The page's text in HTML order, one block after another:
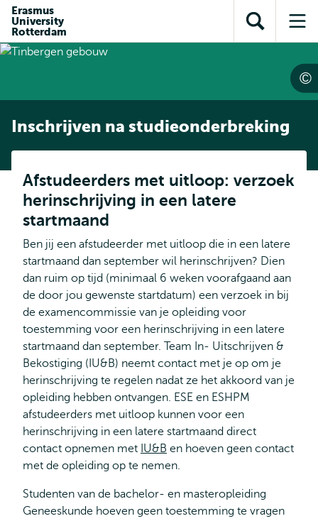
inhoud
Direct naar
subnavigatie
Erasmus
University
Rotterdam
Toon
zoekveld
Inschrijven na studieonderbreking
Afstudeerders met uitloop: verzoek
herinschrijving in een latere
startmaand
Ben jij een afstudeerder met uitloop die in een latere
startmaand dan september wil herinschrijven? Dien
dan ruim op tijd (minimaal 6 weken voorafgaand aan
de door jou gewenste startdatum) een verzoek in bij
de examencommissie van je opleiding voor
toestemming voor een herinschrijving in een latere
startmaand dan september. Team In- Uitschrijven &
Bekostiging (IU&B) neemt contact met je op om je
herinschrijving te regelen nadat ze het akkoord van je
opleiding hebben ontvangen. ESE en ESHPM
afstudeerders met uitloop kunnen voor een
herinschrijving in een latere startmaand direct
contact opnemen met IU&B en hoeven geen contact
met de opleiding op te nemen.
Studenten van de bachelor- en masteropleiding
Geneeskunde hoeven geen toestemming te vragen